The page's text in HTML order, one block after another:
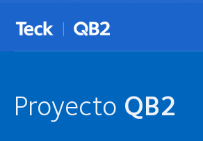
Proyecto QB2